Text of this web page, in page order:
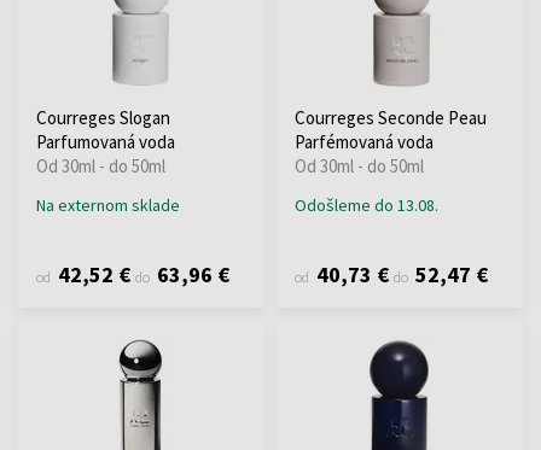
Courreges Slogan
Parfumovaná voda
Od 30ml - do 50ml
Na externom sklade
od 42,52 € do 63,96 €
Courreges Seconde Peau
Parfémovaná voda
Od 30ml - do 50ml
Odošleme do 13.08.
od 40,73 € do 52,47 €